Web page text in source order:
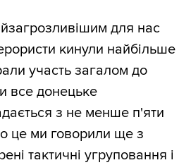
для нас
кинули найбільше
участь загалом до
все донецьке
з не менше п'яти
це ми говорили ще з
тактичні угруповання і